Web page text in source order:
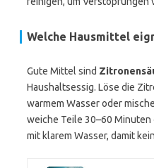
Welche Hausmittel
Gute Mittel sind
Haushaltsessig. Löse die
warmem Wasser oder
weiche Teile 30–60 Minuten
mit klarem Wasser, damit